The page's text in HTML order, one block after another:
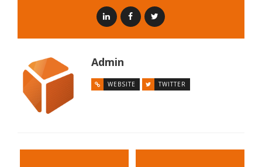
Admin
WEBSITE TWITTER